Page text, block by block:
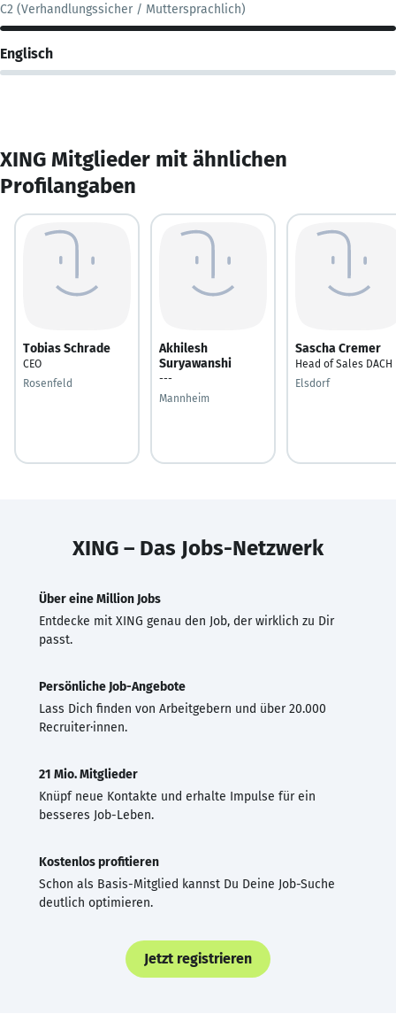
C2 (Verhandlungssicher / Muttersprachlich)
Englisch
XING Mitglieder mit ähnlichen
Profilangaben
Tobias Schrade
CEO
Rosenfeld
Akhilesh
Suryawanshi
---
Mannheim
Sascha Cremer
Head of Sales DACH
Elsdorf
XING – Das Jobs-Netzwerk
Über eine Million Jobs
Entdecke mit XING genau den Job, der wirklich zu Dir
passt.
Persönliche Job-Angebote
Lass Dich finden von Arbeitgebern und über 20.000
Recruiter·innen.
21 Mio. Mitglieder
Knüpf neue Kontakte und erhalte Impulse für ein
besseres Job-Leben.
Kostenlos profitieren
Schon als Basis-Mitglied kannst Du Deine Job-Suche
deutlich optimieren.
Jetzt registrieren